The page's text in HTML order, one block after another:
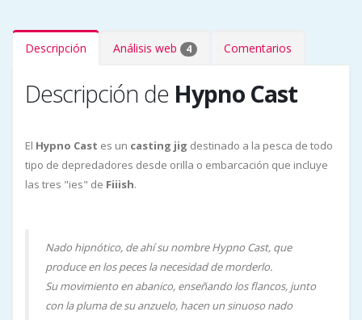
Descripción Análisis web 4 Comentarios
Descripción de Hypno Cast
El Hypno Cast es un casting jig destinado a la pesca de todo
tipo de depredadores desde orilla o embarcación que incluye
las tres "ies" de Fiiish.
Nado hipnótico, de ahí su nombre Hypno Cast, que
produce en los peces la necesidad de morderlo.
Su movimiento en abanico, enseñando los flancos, junto
con la pluma de su anzuelo, hacen un sinuoso nado